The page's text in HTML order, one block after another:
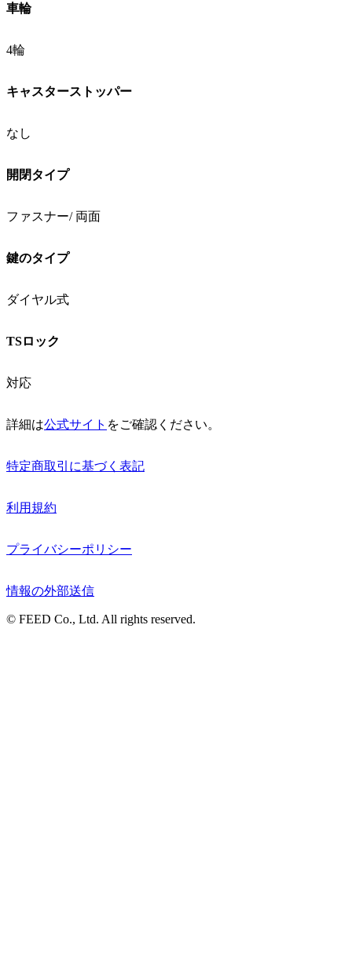
車輪
4輪
キャスターストッパー
なし
開閉タイプ
ファスナー/ 両面
鍵のタイプ
ダイヤル式
TSロック
対応
詳細は公式サイト をご確認ください。
特定商取引に基づく表記
利用規約
プライバシーポリシー
情報の外部送信
© FEED Co., Ltd. All rights reserved.